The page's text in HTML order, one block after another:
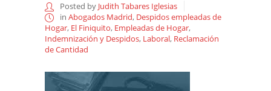
Posted by Judith Tabares Iglesias
in Abogados Madrid, Despidos empleadas de
Hogar, El Finiquito, Empleadas de Hogar,
Indemnización y Despidos, Laboral, Reclamación
de Cantidad